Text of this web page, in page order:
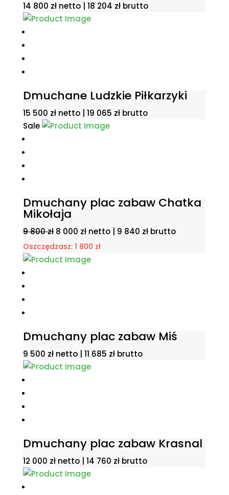
14 800 zł netto | 18 204 złbrutto
Dmuchane Ludzkie Piłkarzyki
15 500 zł netto | 19 065 złbrutto
Sale
Dmuchany plac zabaw Chatka
Mikołaja
9 800zł Pierwotna
cena
wynosiła:
8 000 złAktualna
cena
wynosi:
netto | 9 840 złbrutto
Oszczędzasz: 1 800 zł
Dmuchany plac zabaw Miś
9 500 zł netto | 11 685 złbrutto
Dmuchany plac zabaw Krasnal
12 000 zł netto | 14 760 złbrutto